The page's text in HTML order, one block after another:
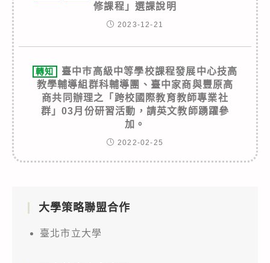
修課程」選課說明
2023-12-21
轉知
臺中巿高級中等學校課程發展中心技高
教學輔導組群科輔導團、臺中家商與豐原高
商共同辦理之「跨校國際教育教師專業社
群」03月份研習活動，請英文教師踴躍參
加。
2022-02-25
大學策略聯盟合作
臺北市立大學